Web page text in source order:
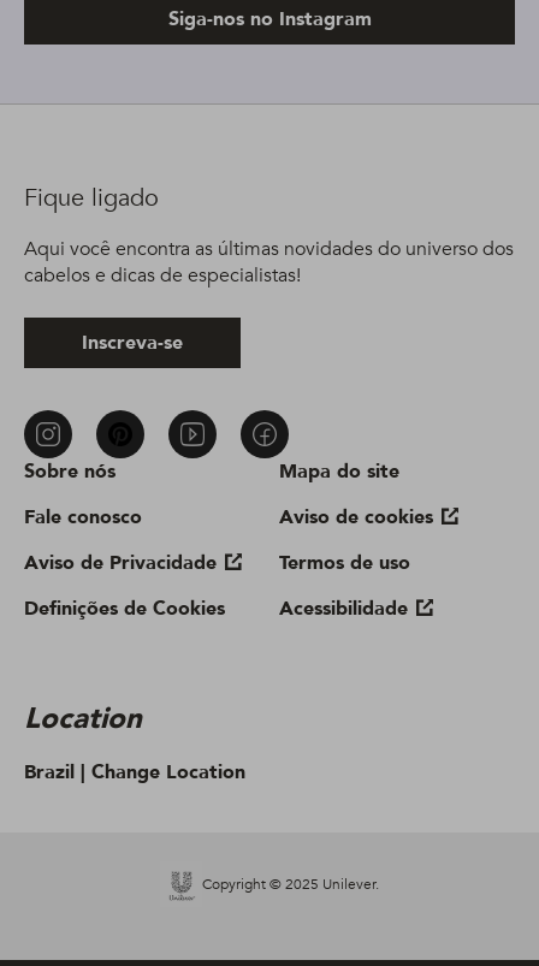
Siga-nos no Instagram
Sobre nós
Fale conosco
Aviso de Privacidade
Definições de Cookies
Mapa do site
Aviso de cookies
Termos de uso
Acessibilidade
Location
Brazil | Change Location
Fique ligado
Aqui você encontra as últimas novidades do universo dos
cabelos e dicas de especialistas!
Inscreva-se
Copyright © 2025 Unilever.